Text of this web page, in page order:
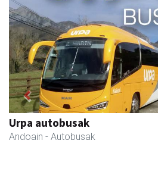
Urpa autobusak
Andoain - Autobusak
Previous